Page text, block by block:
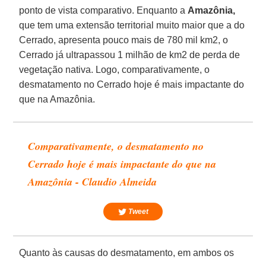
ponto de vista comparativo. Enquanto aAmazônia,
que tem uma extensão territorial muito maior que a do
Cerrado, apresenta pouco mais de 780 mil km2, o
Cerrado já ultrapassou 1 milhão de km2 de perda de
vegetação nativa. Logo, comparativamente, o
desmatamento no Cerrado hoje é mais impactante do
que na Amazônia.
Comparativamente, o desmatamento no
Cerrado hoje é mais impactante do que na
Amazônia - Claudio Almeida
Tweet
Quanto às causas do desmatamento, em ambos os